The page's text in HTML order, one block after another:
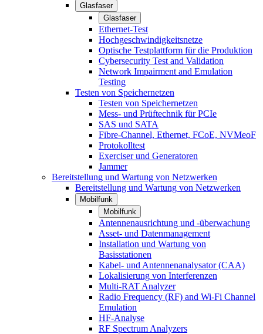
Glasfaser
Glasfaser
Ethernet-Test
Hochgeschwindigkeitsnetze
Optische Testplattform für die Produktion
Cybersecurity Test and Validation
Network Impairment and Emulation
Testing
Testen von Speichernetzen
Testen von Speichernetzen
Mess- und Prüftechnik für PCIe
SAS und SATA
Fibre-Channel, Ethernet, FCoE, NVMeoF
Protokolltest
Exerciser und Generatoren
Jammer
Bereitstellung und Wartung von Netzwerken
Bereitstellung und Wartung von Netzwerken
Mobilfunk
Mobilfunk
Antennenausrichtung und -überwachung
Asset- und Datenmanagement
Installation und Wartung von
Basisstationen
Kabel- und Antennenanalysator (CAA)
Lokalisierung von Interferenzen
Multi-RAT Analyzer
Radio Frequency (RF) and Wi-Fi Channel
Emulation
HF-Analyse
RF Spectrum Analyzers